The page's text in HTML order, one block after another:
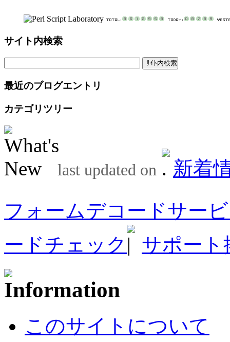
サイト内検索
最近のブログエントリ
カテゴリツリー
last updated on
新着
フォームデコードサー
ードチェック
サポート
このサイトについて